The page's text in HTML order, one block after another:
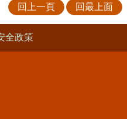
回上一頁 回最上面
全政策